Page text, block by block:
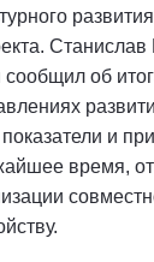
об
и
время,